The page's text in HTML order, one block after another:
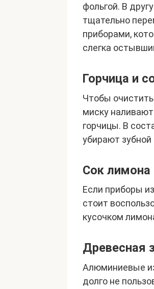
фольгой. В
тщательно
приборами,
слегка
Горчица и
Чтобы
миску
горчицы. В
убирают
Сок лимона
Если приборы
стоит
кусочком
Древесная
Алюминиевые
долго не